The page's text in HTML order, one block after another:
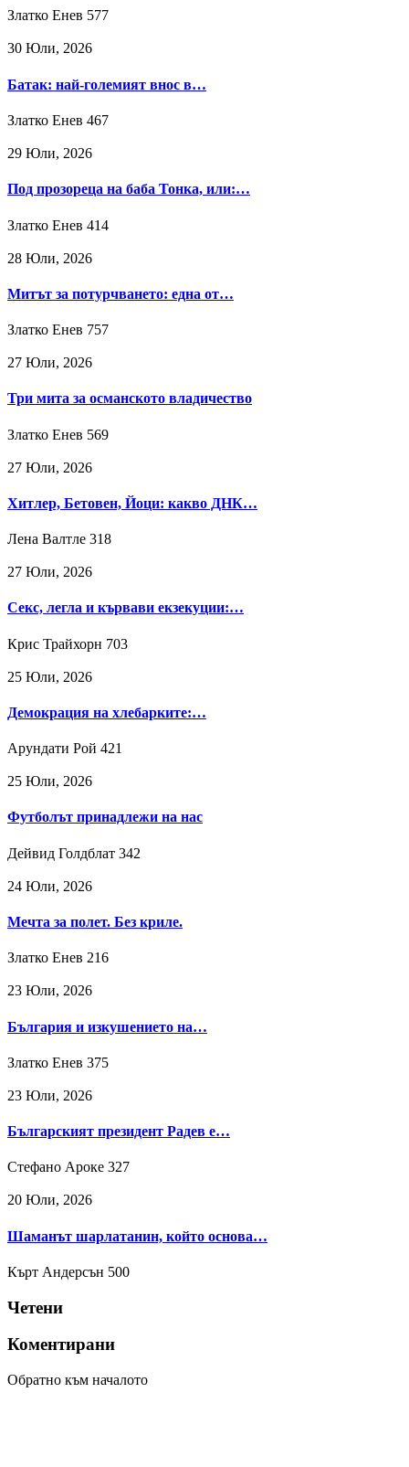
Златко Енев 577
30 Юли, 2026
Батак: най-големият внос в…
Златко Енев 467
29 Юли, 2026
Под прозореца на баба Тонка, или:…
Златко Енев 414
28 Юли, 2026
Митът за потурчването: една от…
Златко Енев 757
27 Юли, 2026
Три мита за османското владичество
Златко Енев 569
27 Юли, 2026
Хитлер, Бетовен, Йоци: какво ДНК…
Лена Валтле 318
27 Юли, 2026
Секс, легла и кървави екзекуции:…
Крис Трайхорн 703
25 Юли, 2026
Демокрация на хлебарките:…
Арундати Рой 421
25 Юли, 2026
Футболът принадлежи на нас
Дейвид Голдблат 342
24 Юли, 2026
Мечта за полет. Без криле.
Златко Енев 216
23 Юли, 2026
България и изкушението на…
Златко Енев 375
23 Юли, 2026
Българският президент Радев е…
Стефано Ароке 327
20 Юли, 2026
Шаманът шарлатанин, който основа…
Кърт Андерсън 500
Четени
Коментирани
Обратно към началото